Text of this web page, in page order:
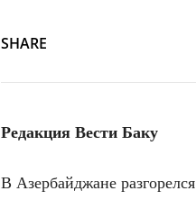
SHARE
Редакция Вести Баку
В Азербайджане